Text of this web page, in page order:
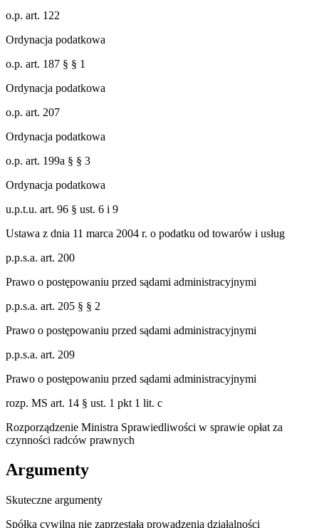
o.p. art. 122
Ordynacja podatkowa
o.p. art. 187 § § 1
Ordynacja podatkowa
o.p. art. 207
Ordynacja podatkowa
o.p. art. 199a § § 3
Ordynacja podatkowa
u.p.t.u. art. 96 § ust. 6 i 9
Ustawa z dnia 11 marca 2004 r. o podatku od towarów i usług
p.p.s.a. art. 200
Prawo o postępowaniu przed sądami administracyjnymi
p.p.s.a. art. 205 § § 2
Prawo o postępowaniu przed sądami administracyjnymi
p.p.s.a. art. 209
Prawo o postępowaniu przed sądami administracyjnymi
rozp. MS art. 14 § ust. 1 pkt 1 lit. c
Rozporządzenie Ministra Sprawiedliwości w sprawie opłat za
czynności radców prawnych
Argumenty
Skuteczne argumenty
Spółka cywilna nie zaprzestała prowadzenia działalności